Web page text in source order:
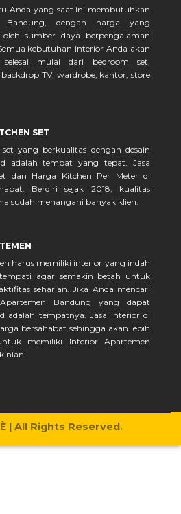
Anda yang saat ini membutuhkan
Bandung, dengan harga yang
sumber daya berpengalaman
kebutuhan interior Anda akan
mulai dari bedroom set,
TV, wardrobe, kantor, store
SET
yang berkualitas dengan desain
adalah tempat yang tepat. Jasa
dan Harga Kitchen Per Meter di
Berdiri sejak 2018, kualitas
sudah menangani banyak klien.
harus memiliki interior yang indah
agar semakin betah untuk
seharian. Jika Anda mencari
Bandung yang dapat
adalah tempatnya. Jasa Interior di
bersahabat sehingga akan lebih
memiliki Interior Apartemen
| All Rights Reserved.